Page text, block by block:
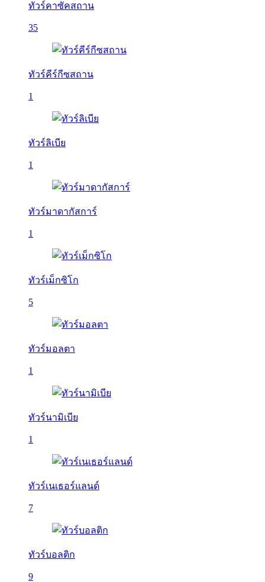
ทัวร์คาซัคสถาน
35
ทัวร์คีร์กีซสถาน
1
ทัวร์ลิเบีย
1
ทัวร์มาดากัสการ์
1
ทัวร์เม็กซิโก
5
ทัวร์มอลตา
1
ทัวร์นามิเบีย
1
ทัวร์เนเธอร์แลนด์
7
ทัวร์บอลติก
9